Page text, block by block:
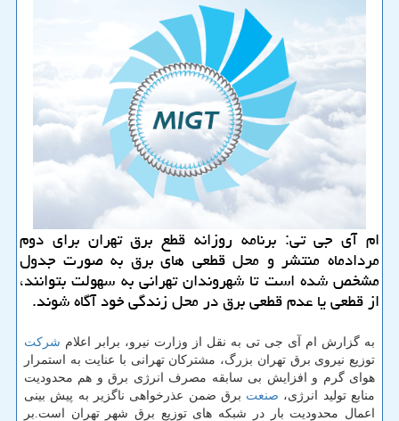
ام آی جی تی: برنامه روزانه قطع برق تهران برای دوم
مردادماه منتشر و محل قطعی های برق به صورت جدول
مشخص شده است تا شهروندان تهرانی به سهولت بتوانند،
از قطعی یا عدم قطعی برق در محل زندگی خود آگاه شوند.
به گزارش ام آی جی تی به نقل از وزارت نیرو، برابر اعلام شركت
توزیع نیروی برق تهران بزرگ، مشتركان تهرانی با عنایت به استمرار
هوای گرم و افزایش بی سابقه مصرف انرژی برق و هم محدودیت
منابع تولید انرژی، صنعت برق ضمن عذرخواهی ناگزیر به پیش بینی
اعمال محدودیت بار در شبكه های توزیع برق شهر تهران است.بر